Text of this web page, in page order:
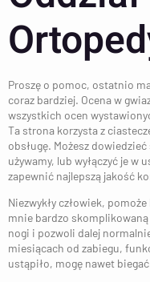
Proszę o pomoc, ostatnio
coraz bardziej. Ocena w
wszystkich ocen
Ta strona korzysta z
obsługę. Możesz
używamy, lub wyłączyć je w
zapewnić najlepszą jakość
Niezwykły człowiek,
mnie bardzo
nogi i pozwoli dalej
miesiącach od zabiegu,
ustąpiło, mogę nawet